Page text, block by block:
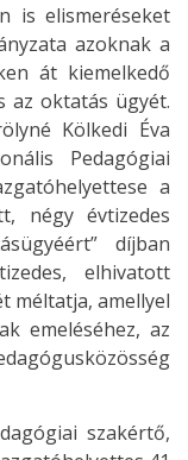
is elismeréseket
azoknak a
át kiemelkedő
az oktatás ügyét.
Kölkedi Éva
Pedagógiai
a
négy évtizedes
díjban
elhivatott
méltatja, amellyel
emeléséhez, az
szakértő,